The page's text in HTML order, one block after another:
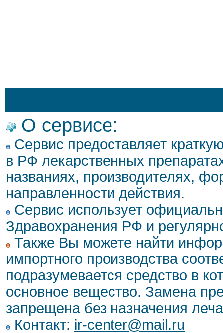
О сервисе:
Сервис предоставляет
в РФ лекарственных
названиях, производителях,
направленности действия.
Сервис использует
Здравохранения РФ и
Также Вы можете найти
импортного производства
подразумевается средство в
основное вещество. Замена
запрещена без назначения
Контакт: ir-center@mail.ru